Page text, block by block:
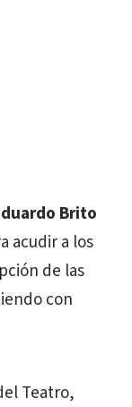
Brito
acudir a los
de las
con
Teatro,